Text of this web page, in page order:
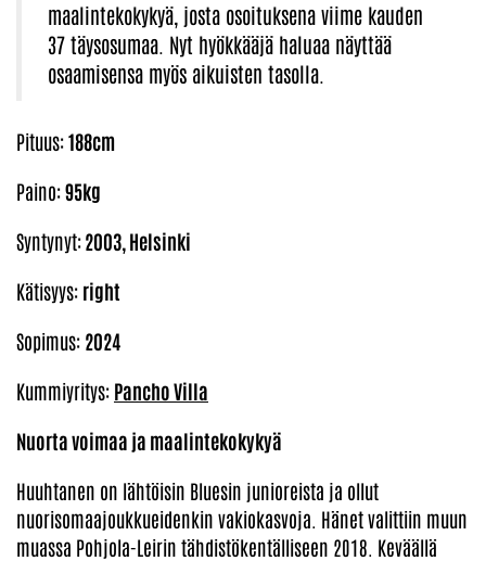
maalintekokykyä, josta osoituksena viime kauden
37 täysosumaa. Nyt hyökkääjä haluaa näyttää
osaamisensa myös aikuisten tasolla.
Pituus:188cm
Paino:95kg
Syntynyt:2003, Helsinki
Kätisyys: right
Sopimus: 2024
Kummiyritys: Pancho Villa
Nuorta voimaa ja maalintekokykyä
Huuhtanen on lähtöisin Bluesin junioreista ja ollut
nuorisomaajoukkueidenkin vakiokasvoja. Hänet valittiin muun
muassa Pohjola-Leirin tähdistökentälliseen 2018. Keväällä